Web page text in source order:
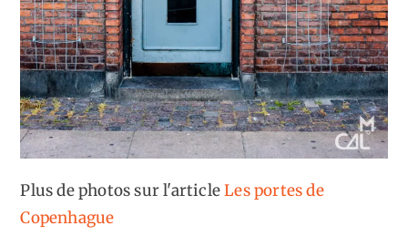
Plus de photos sur l'articleLes portes de
Copenhague